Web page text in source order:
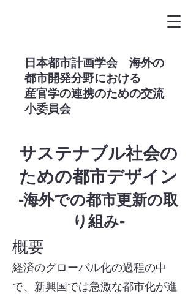
​日本都市計画学会 海外の
都市開発分野における
産官学の連携のための交流
小委員会
サステナブル社会の
ための都市デザイン
-海外での都市更新の取
り組み-
概要
経済のグローバル化の過程の中
で、新興国では急激な都市化が進